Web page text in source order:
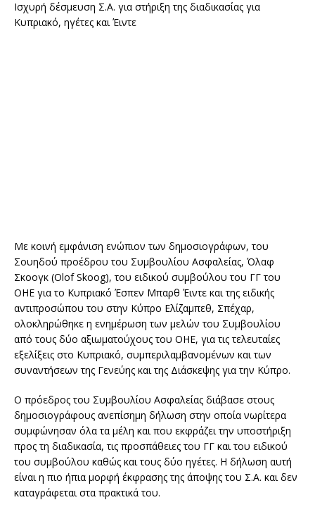
Ισχυρή δέσμευση Σ.Α. για στήριξη της διαδικασίας για
Κυπριακό, ηγέτες και Έιντε
Με κοινή εμφάνιση ενώπιον των δημοσιογράφων, του
Σουηδού προέδρου του Συμβουλίου Ασφαλείας, Όλαφ
Σκοογκ (Olof Skoog), του ειδικού συμβούλου του ΓΓ του
ΟΗΕ για το Κυπριακό Έσπεν Μπαρθ Έιντε και της ειδικής
αντιπροσώπου του στην Κύπρο Ελίζαμπεθ, Σπέχαρ,
ολοκληρώθηκε η ενημέρωση των μελών του Συμβουλίου
από τους δύο αξιωματούχους του ΟΗΕ, για τις τελευταίες
εξελίξεις στο Κυπριακό, συμπεριλαμβανομένων και των
συναντήσεων της Γενεύης και της Διάσκεψης για την Κύπρο.
Ο πρόεδρος του Συμβουλίου Ασφαλείας διάβασε στους
δημοσιογράφους ανεπίσημη δήλωση στην οποία νωρίτερα
συμφώνησαν όλα τα μέλη και που εκφράζει την υποστήριξη
προς τη διαδικασία, τις προσπάθειες του ΓΓ και του ειδικού
του συμβούλου καθώς και τους δύο ηγέτες. Η δήλωση αυτή
είναι η πιο ήπια μορφή έκφρασης της άποψης του Σ.Α. και δεν
καταγράφεται στα πρακτικά του.